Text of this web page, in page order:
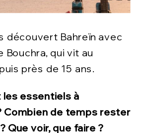
découvert Bahreïn avec
Bouchra, qui vit au
près de 15 ans.
les essentiels à
Combien de temps rester
Que voir, que faire ?